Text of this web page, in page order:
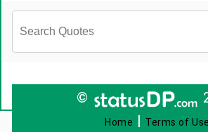
©
Home |Terms of Use